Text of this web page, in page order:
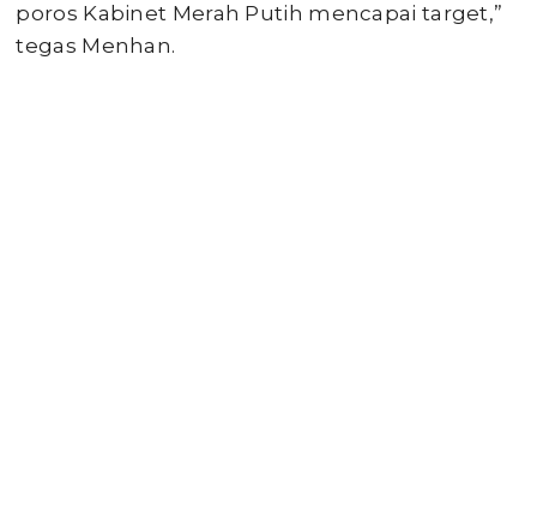
poros Kabinet Merah Putih mencapai target,”
tegas Menhan.